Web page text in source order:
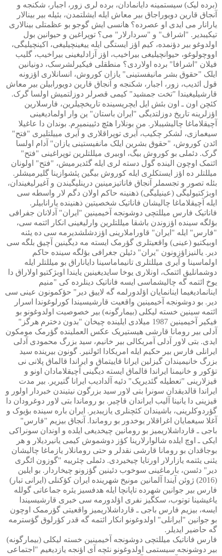
(برده لیک) سیستمینه دایانمادان، برده لری زور، اجبار، شکنجه و
آنجاق قارین دویوراجاق بیر معاش ایله ایشلتمدن، بئیله بیر بینالار
یارانار می ایدی او عصرده؟ هانسی ایش گوجو بو عظمتلی بینالاری
تیکیبدیر. "اشراف" و "سردارلار" می؟ توپراغین و حیوانین بول
اولدوغو بیر دؤنمده، کیم اؤز ایستگی ایله ییغینچیلیغی، اکینچیلیگی،
اووچولوغو، حیوانچیلیغی بیراخیب، اؤز آزادلیغینی بیراخیب، گلیب
فیلان "اشرافا" برده اولاردی؟ منطقلی فیکیرلشرسک، دونیانین
ایلک "حقوق بشر مانیفستینی" یازان کوروش، انسانلاری اؤزونه
قول ائدیب، زور، اجبار، شکنجه و آنجاق قارین دویورابیلن بیر معاش
قارشیلیغیندا "تخت جمشید" کیمی قصرلر دوزلتمیش اولسا گرک.
کئچن اون ـ اون بئش ایل ایچریسینده تاریخچیلرین، فارسلارین
اؤزلرینه تاریخ دوزلتدیگی "ایران باستان" ین وار اولمادیغینی
آچیقلاماغا چالیشیبلار. من بونلارا هئچ دئیینمیرم. بوندان دا عاغیلا
سیغمازی، لشکر چکیب، آیری توپراقلاری و آیری مییلتلیری "فتح"
ائدن کوروش، "حقوق بشرین ایلک مانفیستینی یازان" آدام اولسا
گرک. دئملی بو کوروش بیگ، اوبیری میللتلرین توپراغینی "فتح"
ائتمک اوچون الینده گول دسته لری ایله گئدیرمیش، "فتح" اولونان
میللتلر ده اؤز ایستکلری ایله کوروش بیگین پئشوازینا گلیرمیشلر.
بئله تصور و تجسملر آنجاق فاناتیزمینین درینلیگیندن و آغیرلیغیندان،
اوبژکتیولیگی (عینیلیگی) ذهنینه حاکم اولان دگم لار واسطه سی
ایله آچیقلاماغا چالیشان فاناتیک شخصیتین ذهنینده یارانابیلر.
فاناتیک فارس میللتچی دوشونجه آخیمینین "ایران" آدلانان جفرافی
بؤلگه سینده اؤزوندن باشقا میللتلرین وارلیغینی انکار ائتمه سی،
"فارس" ایله "ایران" قاوراملارینی اؤزدشلشدیرمه سی ده یئنه
اوبیکتیو (عینی) واقعیتلری گؤرمک ایسته مه دیگینین آچیق بلگه سی
دیر. یالنیزاؤزونون "یران" دئیلن جغرافی بؤلگه سینده حاکم
اولماسینا و آیری میللتلری تانیماماسینا دایاناراق بو میللتلر ایله
دوشمانلیق ائتمک، اونلاری یوخا سایدیغینین یایندا اوبژکتیو اولاراق دا
یوخ ائتمه گه چالیشماسی ایسه فاناتیک دینلرده کی "منیم
اینانمادیغیما اینانمایان اؤلدورلمه گه لاییق دیر" حؤکمونون عینی سی
دیر. بو دوشونجه آخیمینین واقعیت قارشیسیندا کورلوغوندا اسرار
ائتمه سینین خسته لیکلی (بیمارگونه) بیر خصوصیت اولدوغونو بو
فیکیر آخیمینین 1987 میلادی ایلینده چیخان "بدون دخترم هرگز"
آدلی بیر رومانا قارشی هیستیریک عکس العملینده گؤرمک مومکون
ایدی. بتی لاور آدلی آمریکالی بیر خانیم، سید بزرگ محمودی آدلی
ایرانلی فارس بیر حکیم ایله امریکادا ائولنیر. گونون بیرینده سید
بزرگ خانیمیندان گیزلین ایرانا قاییتماق و ایراندا قالماق پلانی نی
تؤکور و خانیمنا ایراندا قالماق ایسته دیگینی آچیقلامادان اونو و
قیزلارینی "تعطیله گئدیریک" دئیه آلدادیب ایرانا گتیریر. بیر مدت
ایراندا قالدیقدان سونرا بتی لاور سید بزرگون نیتیندن خبردار اولور و
قیزینی دا یانینا آلیب ایراندان قاچیر. بو روماندا بتی لاور دوغرودان دا
گؤردوکلرینی، باشیندان کئچنلری یازیبدیر. ایران باره سینده بؤیوک و
آغلا سیغمایان اغراقلار یوخدور بو روماندا. آنجاق بیزیم "فارس"
باجی ـ قارداشلاریمیز بو رومانین چیخدیغی ایلده و اوندان سونراکی
ایکی ـ اوچ ایلده شالوارلارینا کؤز دوشموش کیمی یانیردیلار و هر
بوجاقدان بو رومانا قارشی نقدلر و حتی رومانلار یازماغا چالیشان
یئنی یئتمه یازارلار اورتایا چیخیردی. دئملی چئرییه "گوزون ائگری
دیر" دئسن، بارماغینی سوخوب دئینین گؤزونو چیخاردار. بو ایلین
(2016) ژوئن آیندا آلمانین مونیخ شهرینده ایران کؤکنلی (ایرانی تبار)
فارس بیر جوانین شهرده تاپانچا ایله هدفسیز یئره جماعاتی گولله
یاغیشینا توتوب، سکگیز نفری اؤلدورمه سی خبری قارشیسیندا
ایسه، بیزیم فارس باجی ـ قارداشلاریمیز واقعیتی گؤرممک اوچون
بو جوانین "ایرانلی" اولدوغونو انکار ائتمه گه قدر کؤرلوق گؤسترمه
گه حاضیر ایدیلر.
فارس فاناتیک میللتچی دوشونجه آخیمینین خسته لیکلی (بیمارگونه)
بیر دوشونجه سیستمی اولدوغونو نئچه آی اؤنجه یازدیغیم "اجتماعی